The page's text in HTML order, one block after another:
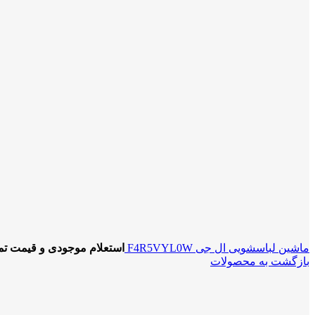
ماشین لباسشویی ال جی F4R5VYL0W
استعلام موجودی و قیمت
بازگشت به محصولات